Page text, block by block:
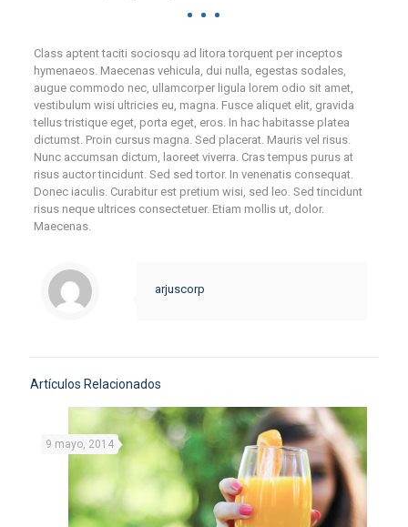
Class aptent taciti sociosqu ad litora torquent per inceptos
hymenaeos. Maecenas vehicula, dui nulla, egestas sodales,
augue commodo nec, ullamcorper ligula lorem odio sit amet,
vestibulum wisi ultricies eu, magna. Fusce aliquet elit, gravida
tellus tristique eget, porta eget, eros. In hac habitasse platea
dictumst. Proin cursus magna. Sed placerat. Mauris vel risus.
Nunc accumsan dictum, laoreet viverra. Cras tempus purus at
risus auctor tincidunt. Sed sed tortor. In venenatis consequat.
Donec iaculis. Curabitur est pretium wisi, sed leo. Sed tincidunt
risus neque ultrices consectetuer. Etiam mollis ut, dolor.
Maecenas.
arjuscorp
Artículos Relacionados
9 mayo, 2014